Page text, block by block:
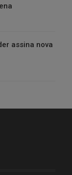
assina nova